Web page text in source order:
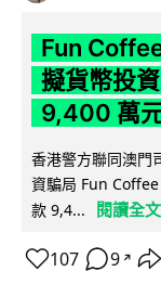
Fun
擬貨幣投
9,400 萬
香港警方聯同澳門
資騙局 Fun
款 9,4...
閱讀全文
107 9 ↗